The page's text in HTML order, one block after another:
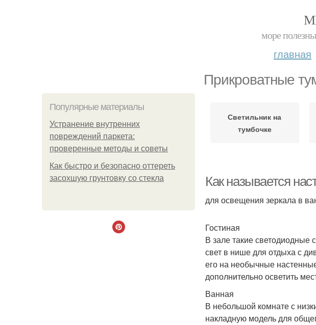
море
главная
Прикроватные
Популярные материалы
Устранение внутренних
повреждений паркета:
проверенные методы и советы
Как быстро и безопасно оттереть
засохшую грунтовку со стекла
Светильник на
тумбочке
Как называется
для освещения зеркала в
Гостиная
В зале такие светодиодные
свет в нише для отдыха с
его на необычные
дополнительно осветить
Ванная
В небольшой комнате с
накладную модель для